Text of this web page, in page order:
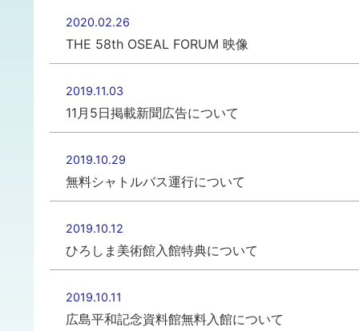
2020.02.26
THE 58th OSEAL FORUM 映像
2019.11.03
11月5日掲載新聞広告について
2019.10.29
無料シャトルバス運行について
2019.10.12
ひろしま美術館入館特典について
2019.10.11
広島平和記念資料館無料入館について